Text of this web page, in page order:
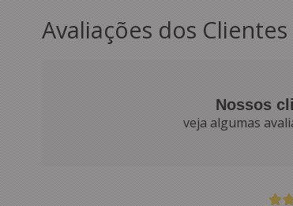
Avaliações dos Clientes
Nossos
veja algumas